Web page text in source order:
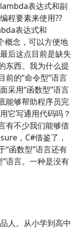
表达式和副
程要素来使用??
表达式和
概念，可以方便地
后这点目前是缺失
东西。我为什么提
前的“命令型”语言
采用“函数型”语言
能够帮助程序员完
它写通用代码吗？
有不少我们能够借
，C#借鉴了，
“函数型”语言还有
语言。一种是没有
人。从小学到高中